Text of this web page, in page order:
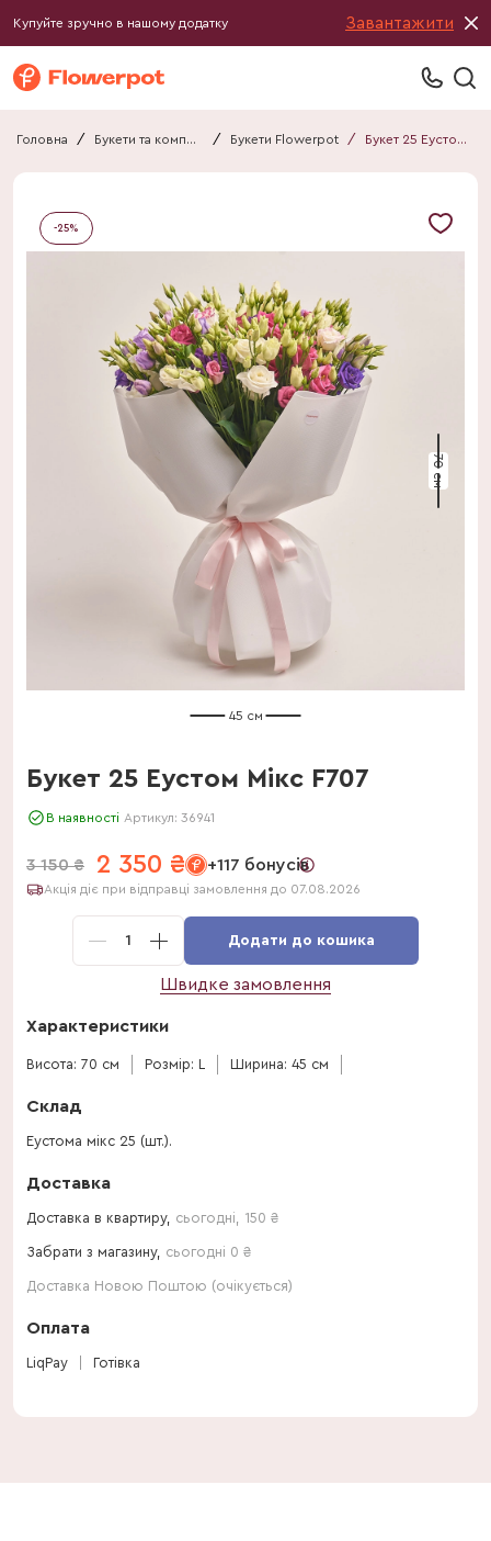
Купуйте зручно в нашому додатку Завантажити
Головна / Букети та композиції / Букети Flowerpot / Букет 25 Еустом Мікс F707
70 см
45 см
-25%
Букет 25 Еустом Мікс F707
В наявності Артикул: 36941
3 150 ₴ 2 350 ₴ +117 бонусів
Акція діє при відправці замовлення до 07.08.2026
1 Додати до кошика
Швидке замовлення
Характеристики
Висота: 70 см Розмір: L Ширина: 45 см
Склад
Еустома мікс 25 (шт.).
Доставка
Доставка в квартиру, сьогодні 150 ₴
Забрати з магазину, сьогодні 0 ₴
Доставка Новою Поштою (очікується)
Оплата
LiqPay Готівка